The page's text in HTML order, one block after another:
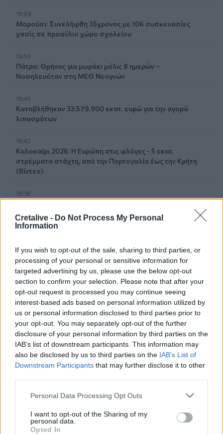
Cretalive - Do Not Process My Personal
Information
If you wish to opt-out of the sale, sharing to third parties, or
processing of your personal or sensitive information for
targeted advertising by us, please use the below opt-out
section to confirm your selection. Please note that after your
opt-out request is processed you may continue seeing
interest-based ads based on personal information utilized by
us or personal information disclosed to third parties prior to
your opt-out. You may separately opt-out of the further
disclosure of your personal information by third parties on the
IAB’s list of downstream participants. This information may
also be disclosed by us to third parties on the IAB’s List of
Downstream Participants that may further disclose it to other
Personal Data Processing Opt Outs
I want to opt-out of the Sharing of my
personal data.
Opted In
19:59
Μαρούσι: Συνελήφθη 35χρονος με 106 συσκευασίες
χασίς σε προαύλιο χώρο σχολείου
19:55
Πάτρα: Θρήνος για μωράκι μόλις 8 ημερών –
Νοσηλευόταν στη ΜΕΘ Νεογνών
19:45
Καταβλήθηκαν 33.579.900 εκατ. ευρώ για την αγορά
λιπασμάτων
19:42
Καλοκαίρι 2026: Η Ευρώπη στις φλόγες - 5 εκατ.
στρέμματα στάχτη, από την Πορτογαλία έως την Κρήτη
(Βίντεο)
19:18
της αίθουσας χορού στον Λευκό Οίκο
Χανιά: Σχεδόν 1 εκατ. ευρώ από το Ταμείο Αλληλεγγύης
του Υπουργείου Μετανάστευσης και Ασύλου για
σχολικές υποδομές και δημόσιους χώρους
Ιερόσυλοι βανδάλισαν το εκκλησάκι της
Μεταμορφώσεως του Σωτήρος στον Σαρωνικό
18:59
ΗΠΑ: 23.000 θέσεις λιγότερες θέσεις εργασίας τον
Ιούλιο αλλά η ανεργία μειώθηκε
Άκης Σκέρτσος: «Το ΠΑΣΟΚ υποκαθιστά την οικονομική
ανάλυση με πολιτική προπαγάνδα»